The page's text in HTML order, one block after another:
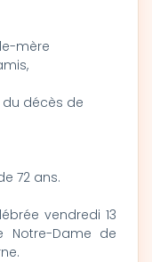
mère
décès de
72 ans.
vendredi 13
Notre-Dame de